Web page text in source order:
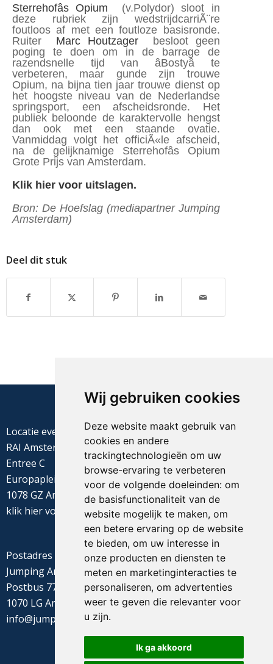
Wij gebruiken cookies
Deze website maakt gebruik van
cookies en andere
trackingtechnologieën om uw
browse-ervaring te verbeteren
voor de volgende doeleinden: om
de basisfunctionaliteit van de
website mogelijk te maken, om
een betere ervaring op de website
te bieden, om uw interesse in
onze producten en diensten te
meten en marketinginteracties te
personaliseren, om advertenties
weer te geven die relevanter voor
u zijn.
Ik ga akkoord
Sterrehofâs Opium (v.Polydor) sloot in
deze rubriek zijn wedstrijdcarriÃ¨re
foutloos af met een foutloze basisronde.
Ruiter Marc Houtzagerbesloot geen
poging te doen om in de barrage de
razendsnelle tijd van âBostyâ te
verbeteren, maar gunde zijn trouwe
Opium, na bijna tien jaar trouwe dienst op
het hoogste niveau van de Nederlandse
springsport, een afscheidsronde. Het
publiek beloonde de karaktervolle hengst
dan ook met een staande ovatie.
Vanmiddag volgt het officiÃ«le afscheid,
na de gelijknamige Sterrehofâs Opium
Grote Prijs van Amsterdam.
Klik hier voor uitslagen.
Bron: De Hoefslag (mediapartner Jumping
Amsterdam)
Deel dit stuk
Locatie evenement
RAI Amsterdam
Entree C
Europaplein 22
1078 GZ Amsterdam
klik hiervoor de routebeschrijving
Postadres
Jumping Amsterdam
Postbus 77655
1070 LG Amsterdam
info@jumpingamsterdam.nl